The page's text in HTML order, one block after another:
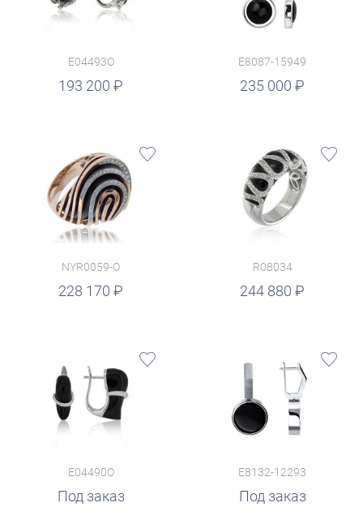
E04493O
193 200
E8087-15949
235 000
руб.
NYR0059-O
228 170
R08034
244 880
руб.
E04490O
Под заказ
E8132-12293
Под заказ